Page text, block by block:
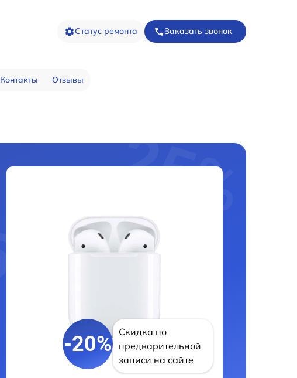
Статус ремонта Заказать звонок
Контакты Отзывы
-20%
Скидка по
предварительной
записи на сайте